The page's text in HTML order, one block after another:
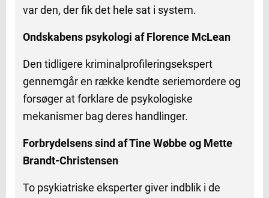
var den, der fik det hele sat i system.
Ondskabens psykologi af Florence McLean
Den tidligere kriminalprofileringsekspert
gennemgår en række kendte seriemordere og
forsøger at forklare de psykologiske
mekanismer bag deres handlinger.
Forbrydelsens sind af Tine Wøbbe og Mette
Brandt-Christensen
To psykiatriske eksperter giver indblik i de